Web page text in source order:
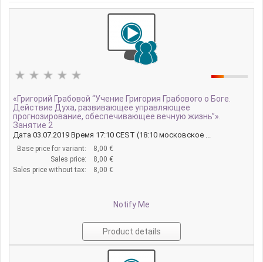
«Григорий Грабовой “Учение Григория Грабового о Боге.
Действие Духа, развивающее управляющее
прогнозирование, обеспечивающее вечную жизнь”».
Занятие 2
Дата 03.07.2019 Время 17:10 CEST (18:10 московское ...
Base price for variant:
8,00 €
Sales price:
8,00 €
Sales price without tax:
8,00 €
Notify Me
Product details